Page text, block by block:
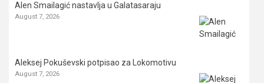
Alen Smailagić nastavlja u Galatasaraju
August 7, 2026
Aleksej Pokuševski potpisao za Lokomotivu
August 7, 2026